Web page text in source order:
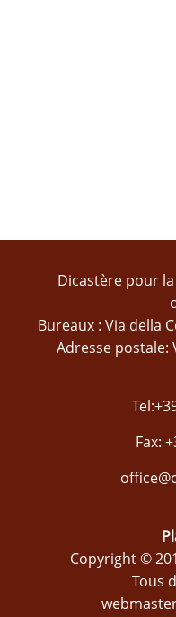
Dicastère pour
Bureaux : Via della
Adresse postale:
Fax:
Copyright ©
Tous